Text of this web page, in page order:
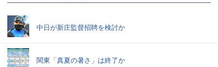
中日が新庄監督招聘を検討か
関東「真夏の暑さ」は終了か